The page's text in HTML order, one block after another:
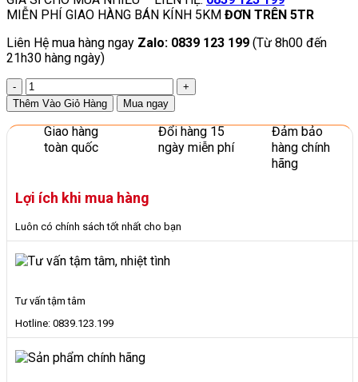
MIỄN PHÍ GIAO HÀNG BÁN KÍNH 5KM ĐƠN TRÊN 5TR
Liên Hệ mua hàng ngay Zalo: 0839 123 199 (Từ 8h00 đến
21h30 hàng ngày)
Thú
Nhún
Con
Ngựa
Lựa
Hảo
Cho
Bé
Yêu
số
lượng
Thêm Vào Giỏ Hàng Mua ngay
Giao hàng
toàn quốc
Đổi hàng 15
ngày miễn phí
Đảm bảo
hàng chính
hãng
Lợi ích khi mua hàng
Luôn có chính sách tốt nhất cho bạn
Tư vấn tậm tâm
Hotline: 0839.123.199